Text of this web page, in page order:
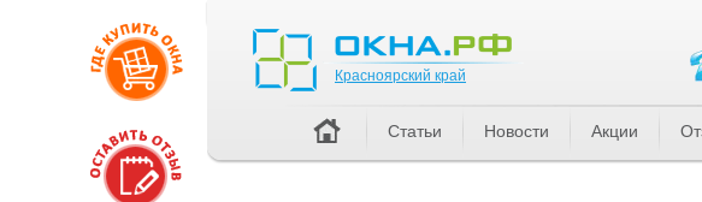
Красноярский край
Статьи Новости Акции